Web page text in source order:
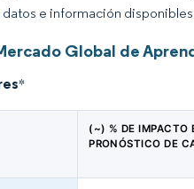
e información
Global de
*
(~) % DE IMPACTO
PRONÓSTICO DE